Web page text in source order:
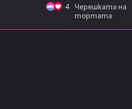
4
Черешката на
тортата